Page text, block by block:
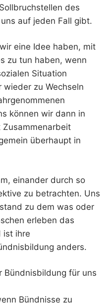
des
auf jeden Fall gibt.
eine Idee haben, mit
zu tun haben, wenn
Situation
zu Wechseln
können wir dann in
überhaupt in
einander durch so
zu betrachten. Uns
zu dem was oder
erleben das
ist ihre
anders.
Bündnisbildung für uns
Bündnisse zu